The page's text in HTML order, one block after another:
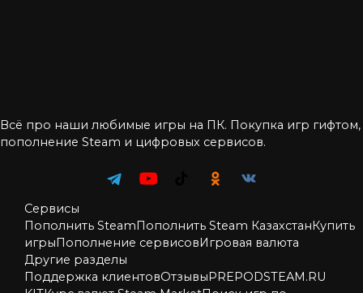
Всё про наши любимые игры на ПК. Покупка игр гифтом,
пополнение Steam и цифровых сервисов.
Сервисы
Пополнить SteamПополнить Steam КазахстанКупить
игрыПополнение сервисовИгровая валюта
Другие разделы
Поддержка клиентовОтзывыPREPODSTEAM.RU